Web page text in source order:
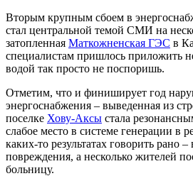
Вторым крупным сбоем в
стал центральной темой СМИ на
затопленная Маткожненская ГЭС в
специалистам пришлось приложить
водой так просто не поспоришь.
Отметим, что и финиширует год
энергоснабжения – выведенная из
поселке Хову-Аксы стала
слабое место в системе генерации в
каких-то результатах говорить рано
повреждения, а несколько жителей
больницу.